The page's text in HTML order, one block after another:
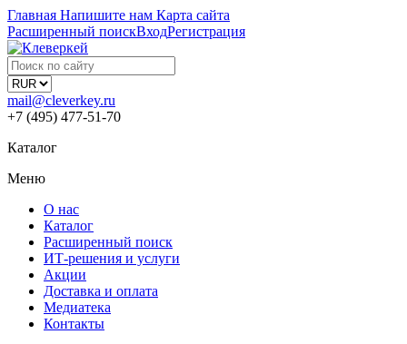
Главная Напишите нам Карта сайта
Расширенный поискВходРегистрация
mail@cleverkey.ru
+7 (495) 477-51-70
Каталог
Меню
О нас
Каталог
Расширенный поиск
ИТ-решения и услуги
Акции
Доставка и оплата
Медиатека
Контакты